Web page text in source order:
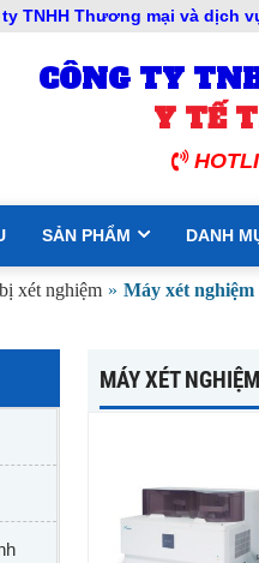
TNHH Thương mại và dịch
CÔNG TY
Y TẾ
SẢN PHẨM DANH
xét nghiệm » Máy xét nghiệm
MÁY XÉT